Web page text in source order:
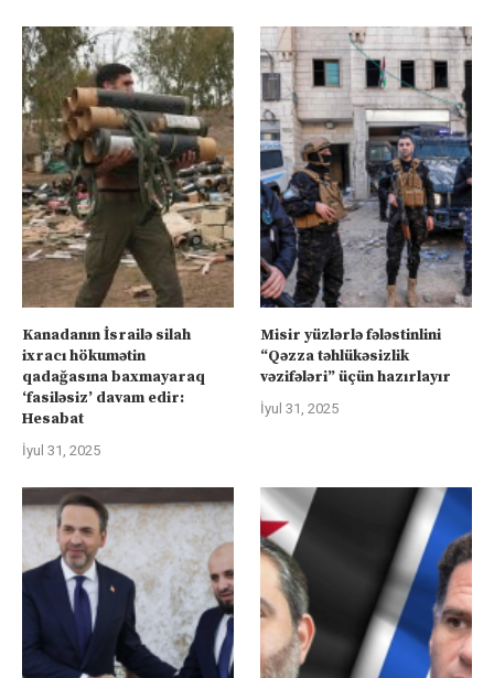
Kanadanın İsrailə silah
ixracı hökumətin
qadağasına baxmayaraq
‘fasiləsiz’ davam edir:
Hesabat
İyul 31, 2025
Misir yüzlərlə fələstinlini
“Qəzza təhlükəsizlik
vəzifələri” üçün hazırlayır
İyul 31, 2025